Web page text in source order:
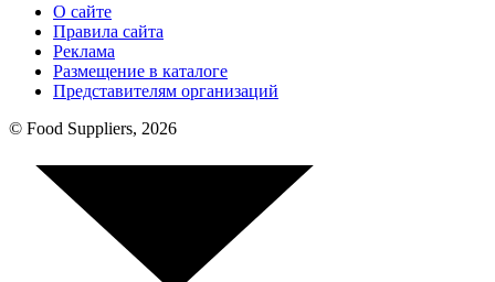
О сайте
Правила сайта
Реклама
Размещение в каталоге
Представителям организаций
© Food Suppliers, 2026